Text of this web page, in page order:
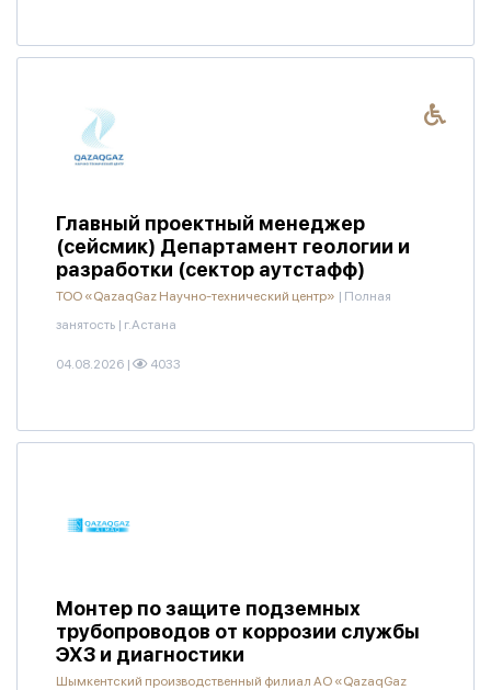
Главный проектный менеджер
(сейсмик) Департамент геологии и
разработки (сектор аутстафф)
ТОО «QazaqGaz Научно-технический центр» | Полная
занятость | г.Астана
04.08.2026 | 4033
Монтер по защите подземных
трубопроводов от коррозии службы
ЭХЗ и диагностики
Шымкентский производственный филиал АО «QazaqGaz